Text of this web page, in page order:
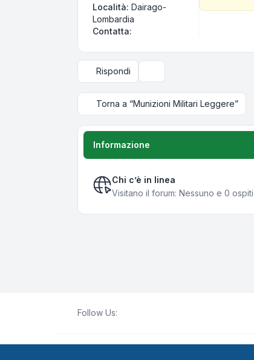
Località: Dairago-
Lombardia
Contatta:
Rispondi
Torna a “Munizioni Militari Leggere”
Informazione
Chi c’è in linea
Visitano il forum: Nessuno e 0 ospiti
Follow Us: